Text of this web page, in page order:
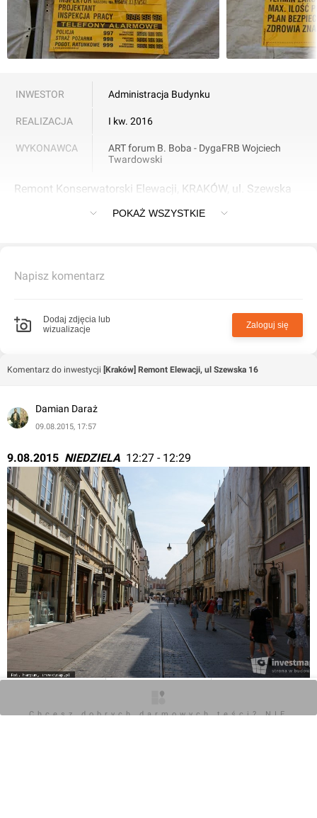
INWESTOR Administracja Budynku
REALIZACJA I kw. 2016
WYKONAWCA ART forum B. Boba - DygaFRB Wojciech
Twardowski
Remont Konserwatorski Elewacji, KRAKÓW, ul. Szewska
POKAŻ WSZYSTKIE
Napisz komentarz
Dodaj zdjęcia lub
wizualizacje
Zaloguj się
Komentarz do inwestycji [Kraków] Remont Elewacji, ul Szewska 16
Damian Daraż
09.08.2015, 17:57
9.08.2015 NIEDZIELA 12:27 - 12:29
Chcesz dobrych darmowych teści? NIE